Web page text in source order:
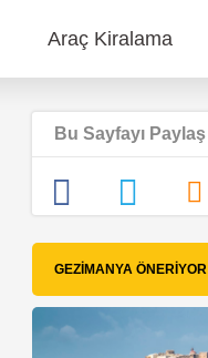
Araç Kiralama
Bu Sayfayı Paylaş
GEZIMANYA ÖNERIYOR